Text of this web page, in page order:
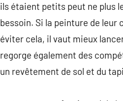
ils étaient petits peut ne plus
bessoin. Si la peinture de leur
éviter cela, il vaut mieux
regorge également des
un revêtement de sol et du